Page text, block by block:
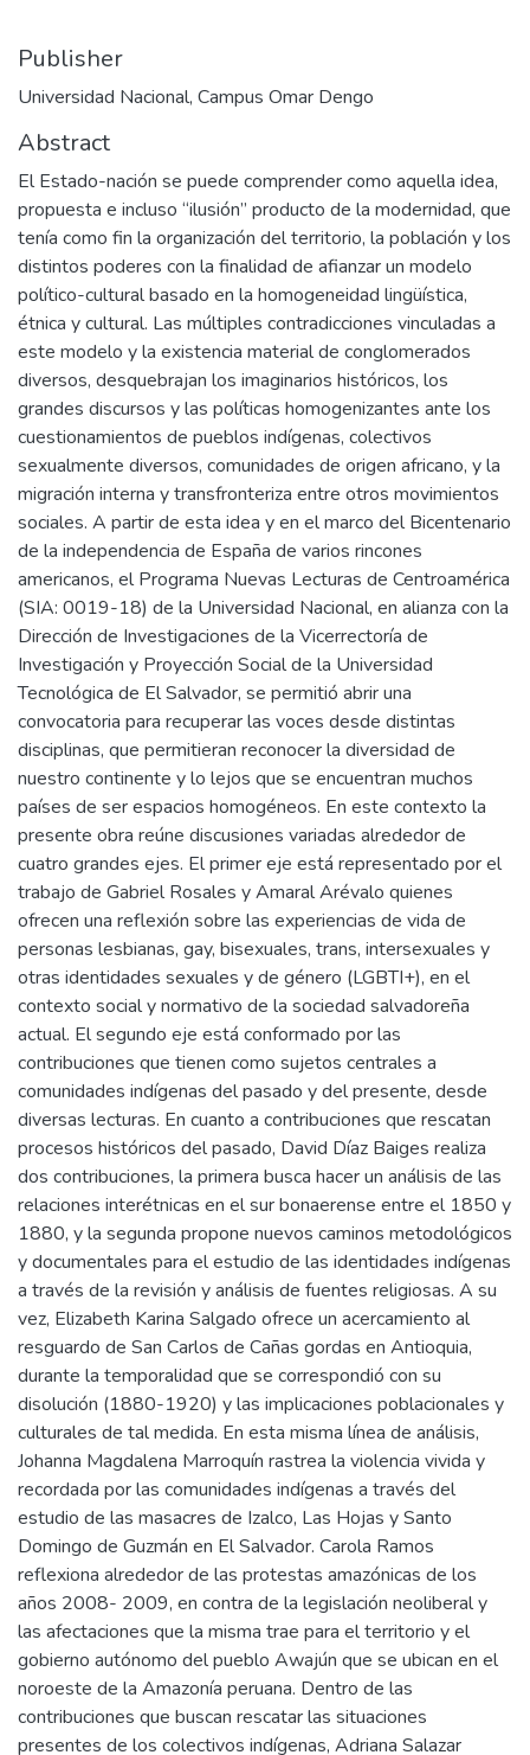
Publisher
Universidad Nacional, Campus Omar Dengo
Abstract
El Estado-nación se puede comprender como aquella idea,
propuesta e incluso “ilusión” producto de la modernidad, que
tenía como fin la organización del territorio, la población y los
distintos poderes con la finalidad de afianzar un modelo
político-cultural basado en la homogeneidad lingüística,
étnica y cultural. Las múltiples contradicciones vinculadas a
este modelo y la existencia material de conglomerados
diversos, desquebrajan los imaginarios históricos, los
grandes discursos y las políticas homogenizantes ante los
cuestionamientos de pueblos indígenas, colectivos
sexualmente diversos, comunidades de origen africano, y la
migración interna y transfronteriza entre otros movimientos
sociales. A partir de esta idea y en el marco del Bicentenario
de la independencia de España de varios rincones
americanos, el Programa Nuevas Lecturas de Centroamérica
(SIA: 0019-18) de la Universidad Nacional, en alianza con la
Dirección de Investigaciones de la Vicerrectoría de
Investigación y Proyección Social de la Universidad
Tecnológica de El Salvador, se permitió abrir una
convocatoria para recuperar las voces desde distintas
disciplinas, que permitieran reconocer la diversidad de
nuestro continente y lo lejos que se encuentran muchos
países de ser espacios homogéneos. En este contexto la
presente obra reúne discusiones variadas alrededor de
cuatro grandes ejes. El primer eje está representado por el
trabajo de Gabriel Rosales y Amaral Arévalo quienes
ofrecen una reflexión sobre las experiencias de vida de
personas lesbianas, gay, bisexuales, trans, intersexuales y
otras identidades sexuales y de género (LGBTI+), en el
contexto social y normativo de la sociedad salvadoreña
actual. El segundo eje está conformado por las
contribuciones que tienen como sujetos centrales a
comunidades indígenas del pasado y del presente, desde
diversas lecturas. En cuanto a contribuciones que rescatan
procesos históricos del pasado, David Díaz Baiges realiza
dos contribuciones, la primera busca hacer un análisis de las
relaciones interétnicas en el sur bonaerense entre el 1850 y
1880, y la segunda propone nuevos caminos metodológicos
y documentales para el estudio de las identidades indígenas
a través de la revisión y análisis de fuentes religiosas. A su
vez, Elizabeth Karina Salgado ofrece un acercamiento al
resguardo de San Carlos de Cañas gordas en Antioquia,
durante la temporalidad que se correspondió con su
disolución (1880-1920) y las implicaciones poblacionales y
culturales de tal medida. En esta misma línea de análisis,
Johanna Magdalena Marroquín rastrea la violencia vivida y
recordada por las comunidades indígenas a través del
estudio de las masacres de Izalco, Las Hojas y Santo
Domingo de Guzmán en El Salvador. Carola Ramos
reflexiona alrededor de las protestas amazónicas de los
años 2008- 2009, en contra de la legislación neoliberal y
las afectaciones que la misma trae para el territorio y el
gobierno autónomo del pueblo Awajún que se ubican en el
noroeste de la Amazonía peruana. Dentro de las
contribuciones que buscan rescatar las situaciones
presentes de los colectivos indígenas, Adriana Salazar